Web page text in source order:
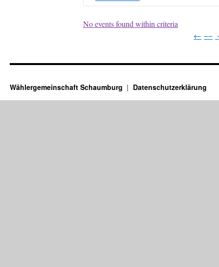
No events found within criteria
← −−
Wählergemeinschaft Schaumburg Datenschutzerklärung